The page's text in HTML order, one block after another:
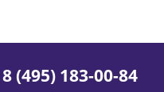
8 (495) 183-00-84